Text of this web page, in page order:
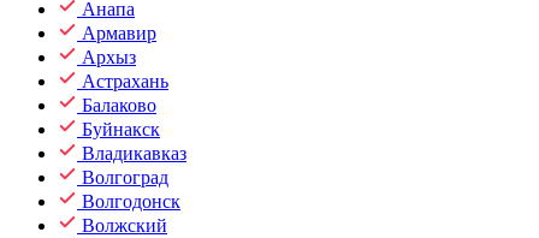
Анапа
Армавир
Архыз
Астрахань
Балаково
Буйнакск
Владикавказ
Волгоград
Волгодонск
Волжский